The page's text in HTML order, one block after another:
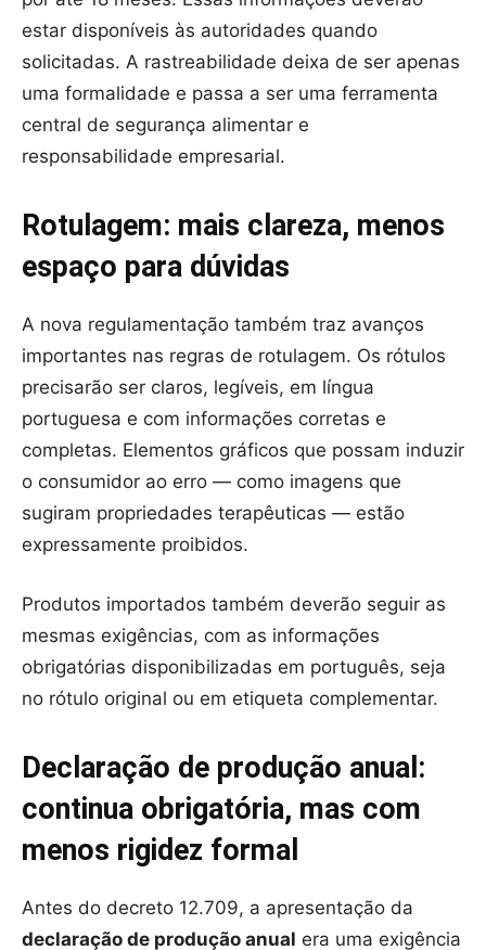
estar disponíveis às autoridades quando
solicitadas. A rastreabilidade deixa de ser apenas
uma formalidade e passa a ser uma ferramenta
central de segurança alimentar e
responsabilidade empresarial.
Rotulagem: mais clareza, menos
espaço para dúvidas
A nova regulamentação também traz avanços
importantes nas regras de rotulagem. Os rótulos
precisarão ser claros, legíveis, em língua
portuguesa e com informações corretas e
completas. Elementos gráficos que possam induzir
o consumidor ao erro — como imagens que
sugiram propriedades terapêuticas — estão
expressamente proibidos.
Produtos importados também deverão seguir as
mesmas exigências, com as informações
obrigatórias disponibilizadas em português, seja
no rótulo original ou em etiqueta complementar.
Declaração de produção anual:
continua obrigatória, mas com
menos rigidez formal
Antes do decreto 12.709, a apresentação da
declaração de produção anual era uma exigência